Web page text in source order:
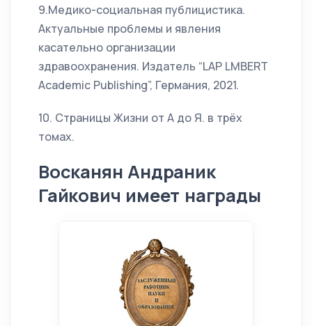
9.Медико-социальная публицистика.
Актуальные проблемы и явления
касательно организации
здравоохранения. Издатель “LAP LMBERT
Academic Publishing”, Германия, 2021.
10. Страницы Жизни от А до Я. в трёх
томах.
Восканян Андраник
Гайкович имеет награды